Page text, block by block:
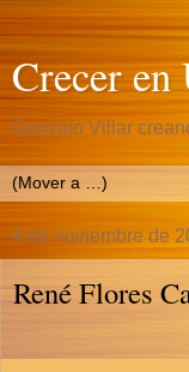
Crecer en
Gonzalo Villar
4 de noviembre de
René Flores